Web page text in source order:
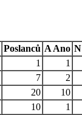
Poslanců A Ano N
1
1
7
2
20
10
10
1